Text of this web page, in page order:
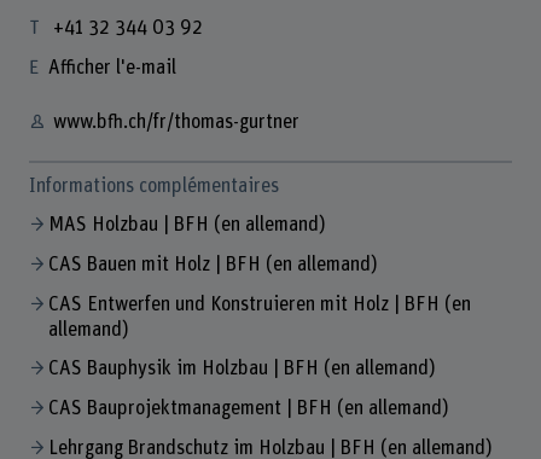
+41 32 344 03 92
Afficher l'e-mail
www.bfh.ch/fr/thomas-gurtner
Informations complémentaires
MAS Holzbau | BFH (en allemand)
CAS Bauen mit Holz | BFH (en allemand)
CAS Entwerfen und Konstruieren mit Holz | BFH (en
allemand)
CAS Bauphysik im Holzbau | BFH (en allemand)
CAS Bauprojektmanagement | BFH (en allemand)
Lehrgang Brandschutz im Holzbau | BFH (en allemand)